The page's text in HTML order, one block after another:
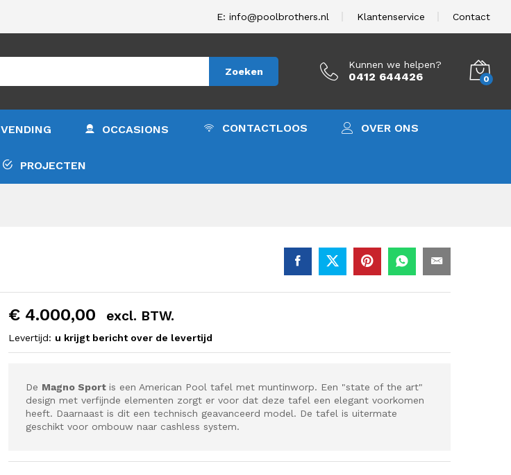
E: info@poolbrothers.nl Klantenservice Contact
Zoeken
Kunnen we helpen?
0412 644426 0
VENDING OCCASIONS CONTACTLOOS OVER ONS
PROJECTEN
€ 4.000,00 excl. BTW.
Levertijd: u krijgt bericht over de levertijd
De Magno Sport is een American Pool tafel met muntinworp. Een "state of the art"
design met verfijnde elementen zorgt er voor dat deze tafel een elegant voorkomen
heeft. Daarnaast is dit een technisch geavanceerd model. De tafel is uitermate
geschikt voor ombouw naar cashless system.
4.000,00 excl. BTW. In winkelwagen